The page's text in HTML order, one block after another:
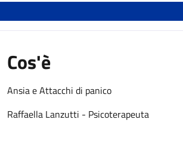
Cos'è
Ansia e Attacchi di panico
Raffaella Lanzutti - Psicoterapeuta